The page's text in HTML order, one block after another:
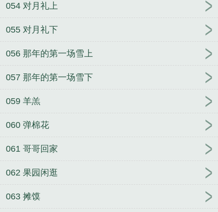
054 对月礼上
055 对月礼下
056 那年的第一场雪上
057 那年的第一场雪下
059 羊羔
060 弹棉花
061 哥哥回家
062 果园闲逛
063 摊馍